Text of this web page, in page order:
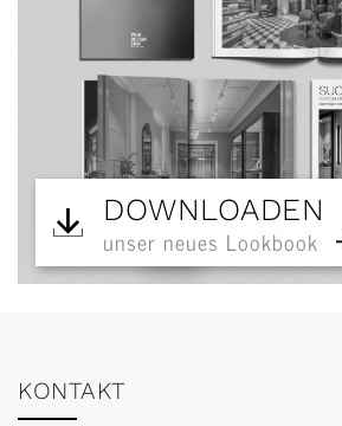
DOWNLOADEN
unser neues Lookbook
KONTAKT